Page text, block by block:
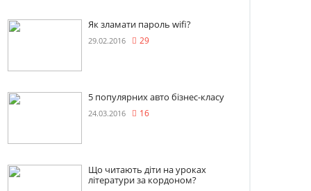
Як зламати пароль wifi?
29.02.2016 29
5 популярних авто бізнес-класу
24.03.2016 16
Що читають діти на уроках
літератури за кордоном?